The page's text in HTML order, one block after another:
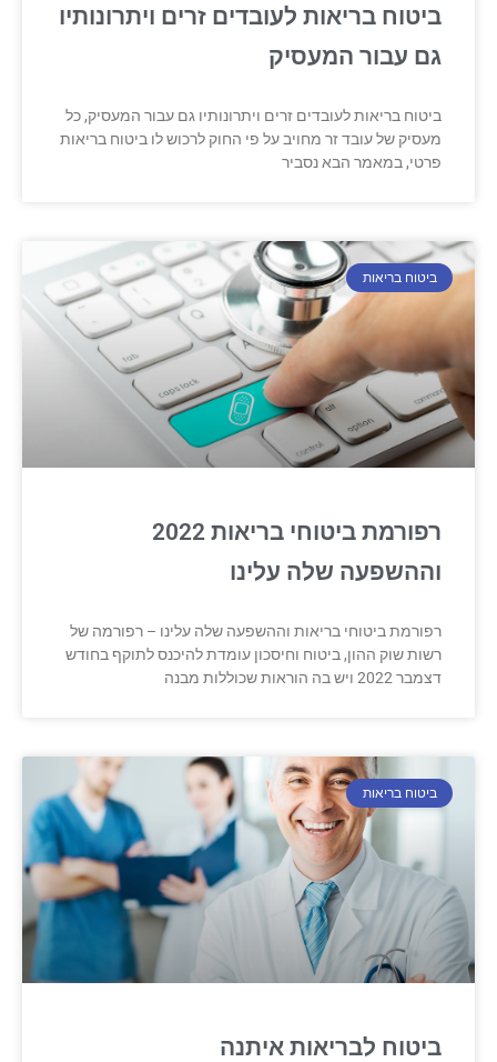
ביטוח בריאות לעובדים זרים ויתרונותיו
גם עבור המעסיק
ביטוח בריאות לעובדים זרים ויתרונותיו גם עבור המעסיק, כל
מעסיק של עובד זר מחויב על פי החוק לרכוש לו ביטוח בריאות
פרטי, במאמר הבא נסביר
ביטוח בריאות
רפורמת ביטוחי בריאות 2022
וההשפעה שלה עלינו
רפורמת ביטוחי בריאות וההשפעה שלה עלינו – רפורמה של
רשות שוק ההון, ביטוח וחיסכון עומדת להיכנס לתוקף בחודש
דצמבר 2022 ויש בה הוראות שכוללות מבנה
ביטוח בריאות
ביטוח לבריאות איתנה